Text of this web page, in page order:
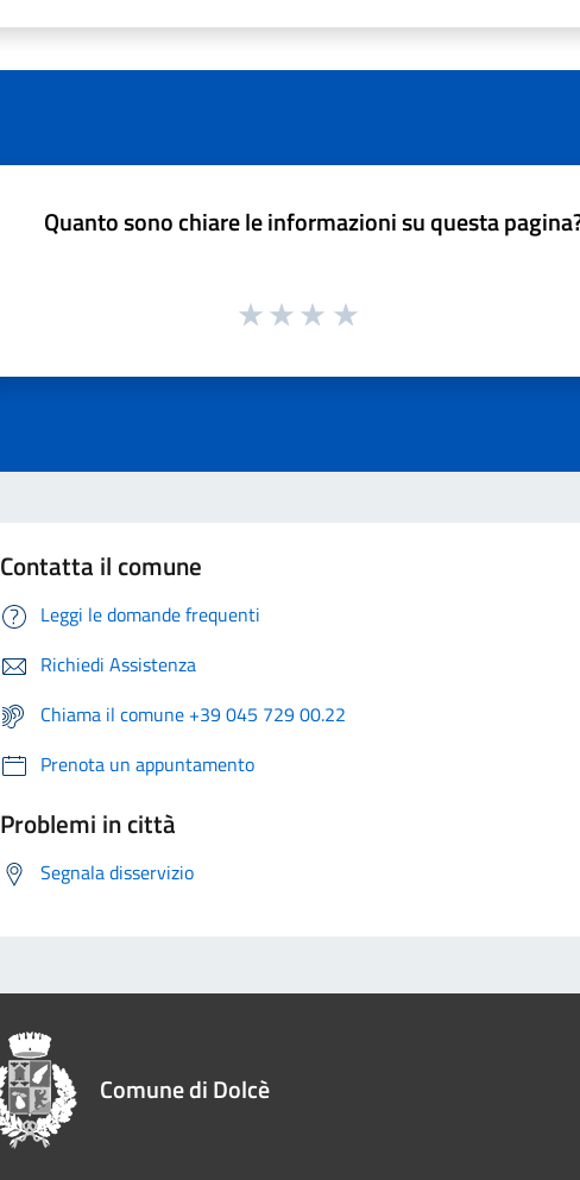
Quanto sono chiare le informazioni su questa
Contatta il comune
Leggi le domande frequenti
Richiedi Assistenza
Chiama il comune +39 045 729 00.22
Prenota un appuntamento
Problemi in città
Segnala disservizio
Comune di Dolcè